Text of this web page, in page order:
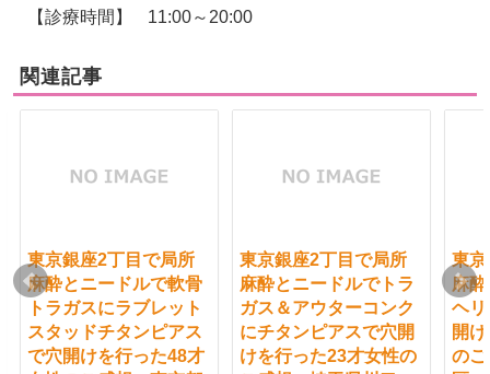
【診療時間】 11:00～20:00
関連記事
東京銀座2丁目で局所
麻酔とニードルで軟骨
トラガスにラブレット
スタッドチタンピアス
で穴開けを行った48才
東京銀座2丁目で局所
麻酔とニードルでトラ
ガス＆アウターコンク
にチタンピアスで穴開
けを行った23才女性の
東
麻
ヘ
開
の